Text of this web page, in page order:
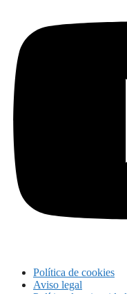
Política de cookies
Aviso legal